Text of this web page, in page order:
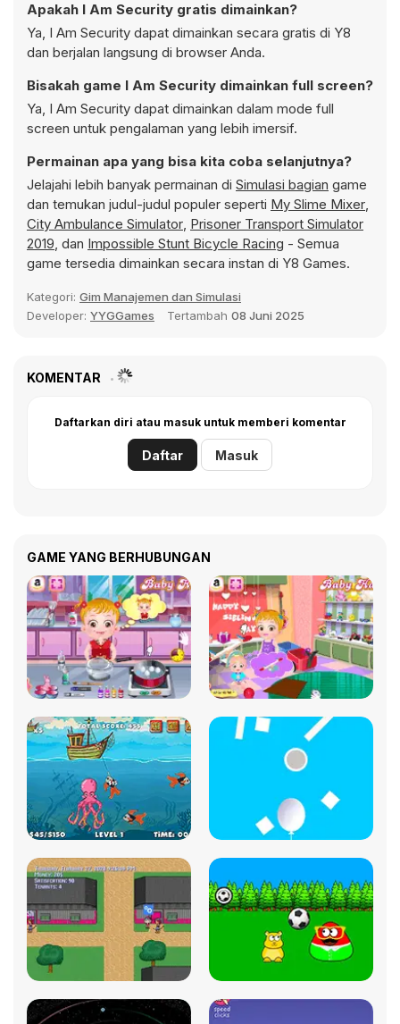
Apakah I Am Security gratis dimainkan?
Ya, I Am Security dapat dimainkan secara gratis di Y8
dan berjalan langsung di browser Anda.
Bisakah game I Am Security dimainkan full screen?
Ya, I Am Security dapat dimainkan dalam mode full
screen untuk pengalaman yang lebih imersif.
Permainan apa yang bisa kita coba selanjutnya?
Jelajahi lebih banyak permainan di Simulasi bagian game
dan temukan judul-judul populer seperti My Slime Mixer,
City Ambulance Simulator, Prisoner Transport Simulator
2019, dan Impossible Stunt Bicycle Racing - Semua
game tersedia dimainkan secara instan di Y8 Games.
Kategori: Gim Manajemen dan Simulasi
Developer: YYGGames Tertambah 08 Juni 2025
KOMENTAR
Daftarkan diri atau masuk untuk memberi komentar
Daftar Masuk
GAME YANG BERHUBUNGAN